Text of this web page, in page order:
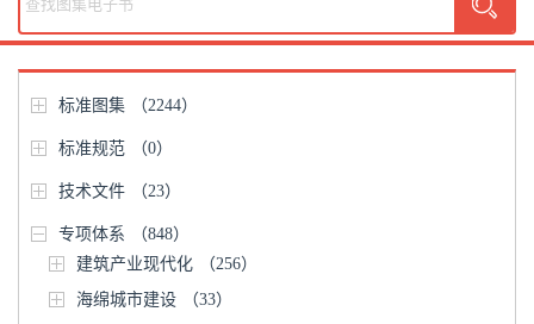
标准图集 （2244）
标准规范 （0）
技术文件 （23）
专项体系
（848）
建筑产业现代化
（256）
海绵城市建设
（33）